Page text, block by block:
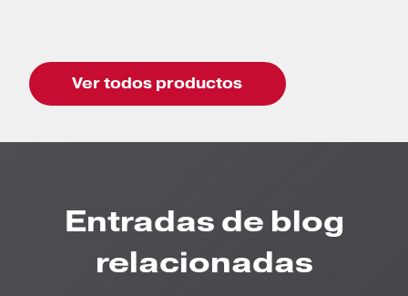
Ver todos productos
Entradas de blog
relacionadas